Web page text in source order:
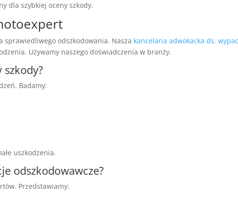
dla szybkiej oceny szkody.
sprawiedliwego odszkodowania. Nasza kancelaria adwokacka ds.
Używamy naszego doświadczenia w branży.
szkody?
Badamy:
uszkodzenia.
odszkodowawcze?
Przedstawiamy: